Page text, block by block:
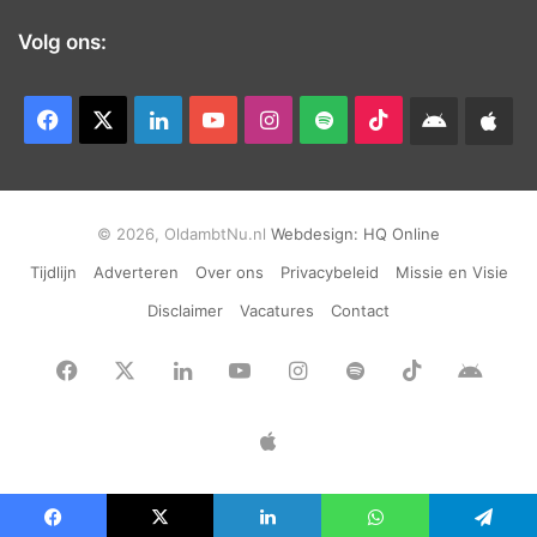
Volg ons:
Facebook LinkedInYouTubeInstagram
Spotify TikTokAndroid
© 2026, OldambtNu.nl Webdesign: HQ Online
Tijdlijn
Adverteren Over ons Privacybeleid
Missie en Visie
Disclaimer
Vacatures Contact
Facebook LinkedInYouTubeInstagram
Spotify TikTok
App